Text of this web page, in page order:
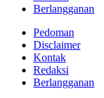
Berlangganan
Pedoman
Disclaimer
Kontak
Redaksi
Berlangganan